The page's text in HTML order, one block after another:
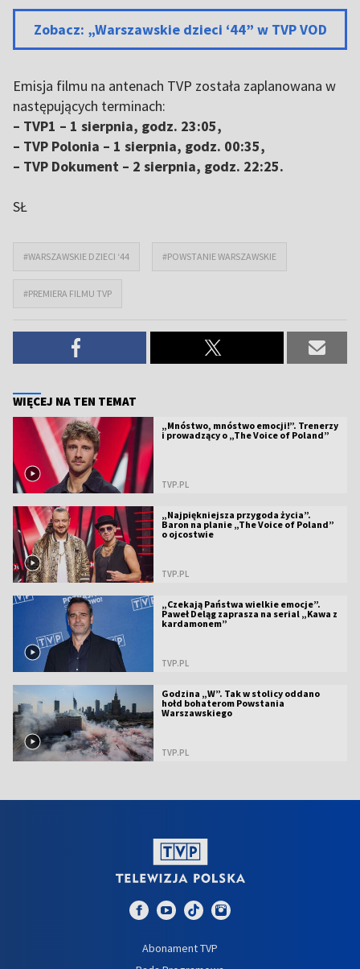
Zobacz: „Warszawskie dzieci ‘44” w TVP VOD
Emisja filmu na antenach TVP została zaplanowana w
następujących terminach:
– TVP1 – 1 sierpnia, godz. 23:05,
– TVP Polonia – 1 sierpnia, godz. 00:35,
– TVP Dokument – 2 sierpnia, godz. 22:25.
SŁ
#WARSZAWSKIE DZIECI ‘44 #POWSTANIE WARSZAWSKIE
#PREMIERA FILMU TVP
WIĘCEJ NA TEN TEMAT
„Mnóstwo, mnóstwo emocji!”. Trenerzy
i prowadzący o „The Voice of Poland”
TVP.PL
„Najpiękniejsza przygoda życia”.
Baron na planie „The Voice of Poland”
o ojcostwie
TVP.PL
„Czekają Państwa wielkie emocje”.
Paweł Deląg zaprasza na serial „Kawa z
kardamonem”
TVP.PL
Godzina „W”. Tak w stolicy oddano
hołd bohaterom Powstania
Warszawskiego
TVP.PL
Abonament TVP